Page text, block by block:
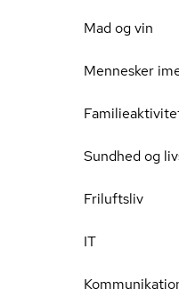
Mad og vin
Mennesker
Sundhed og
Friluftsliv
IT